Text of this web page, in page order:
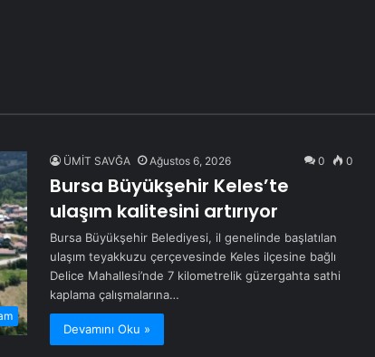
ÜMİT SAVĞA Ağustos 6, 2026 0 0
Bursa Büyükşehir Keles’te
ulaşım kalitesini artırıyor
Bursa Büyükşehir Belediyesi, il genelinde başlatılan
ulaşım teyakkuzu çerçevesinde Keles ilçesine bağlı
Delice Mahallesi’nde 7 kilometrelik güzergahta sathi
kaplama çalışmalarına…
Devamını Oku »